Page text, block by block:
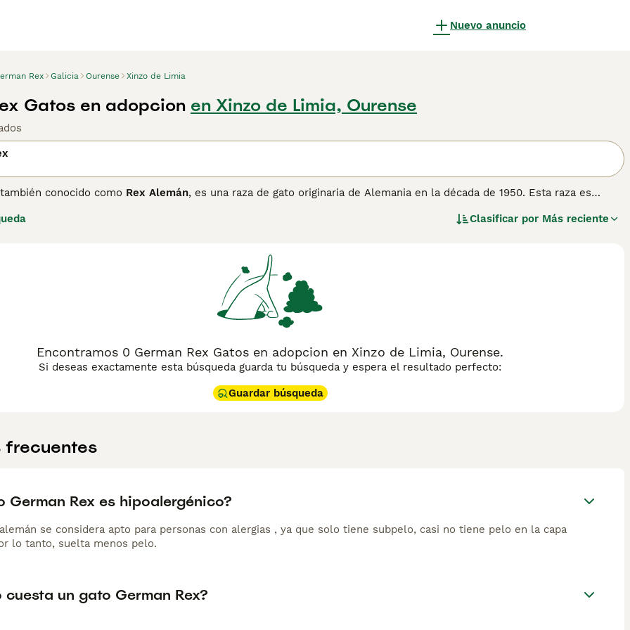
Nuevo anuncio
Rex Galicia Ourense Xinzo de Limia
Gatos en adopcion en Xinzo de Limia, Ourense
conocido como Rex Alemán, es una raza de gato originaria de Alemania en la década de 1950. Esta raza es
una cabeza redonda con pómulos prominentes, ojos grandes y expresivos, y orejas anchas y bien separadas. Su
suave para mantener la salud de su delicado pelaje rizado, evitando daños por un cepillado excesivo. La raza es
y necesita estimulación mental y física para mantenerse feliz. Palabras clave relevantes incluyen "german rex",
Clasificar por Más reciente
Encontramos 0 German Rex Gatos en adopcion en Xinzo de Limia, Ourense.
Si deseas exactamente esta búsqueda guarda tu búsqueda y espera el resultado perfecto:
Guardar búsqueda
frecuentes
German Rex es hipoalergénico?
se considera apto para personas con alergias , ya que solo tiene subpelo, casi no tiene pelo en la capa
lo tanto, suelta menos pelo.
cuesta un gato German Rex?